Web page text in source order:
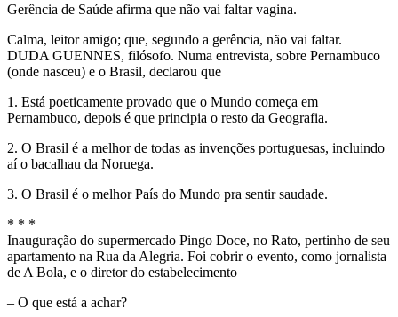
Gerência de Saúde afirma que não vai faltar vagina.
Calma, leitor amigo; que, segundo a gerência, não vai faltar.
DUDA GUENNES, filósofo. Numa entrevista, sobre Pernambuco
(onde nasceu) e o Brasil, declarou que
1. Está poeticamente provado que o Mundo começa em
Pernambuco, depois é que principia o resto da Geografia.
2. O Brasil é a melhor de todas as invenções portuguesas, incluindo
aí o bacalhau da Noruega.
3. O Brasil é o melhor País do Mundo pra sentir saudade.
* * *
Inauguração do supermercado Pingo Doce, no Rato, pertinho de seu
apartamento na Rua da Alegria. Foi cobrir o evento, como jornalista
de A Bola, e o diretor do estabelecimento
– O que está a achar?